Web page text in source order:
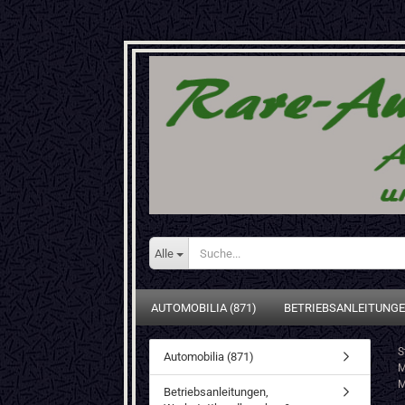
Alle
AUTOMOBILIA (871)
Automobilia (871)
Betriebsanleitungen,